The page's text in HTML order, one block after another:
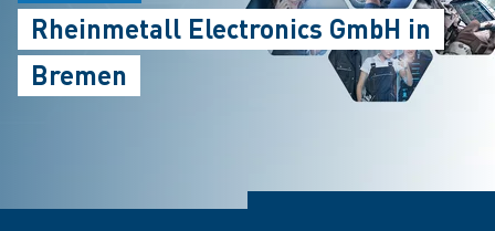
Rheinmetall Electronics GmbH in
Bremen